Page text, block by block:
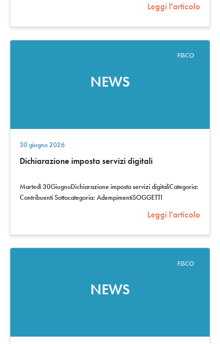
Leggi l'articolo
NEWS
FISCO
30 giugno 2026
Dichiarazione imposta servizi digitali
Martedì 30GiugnoDichiarazione imposta servizi digitaliCategoria:
Contribuenti Sottocategoria: AdempimentiSOGGETTI
Leggi l'articolo
NEWS
FISCO